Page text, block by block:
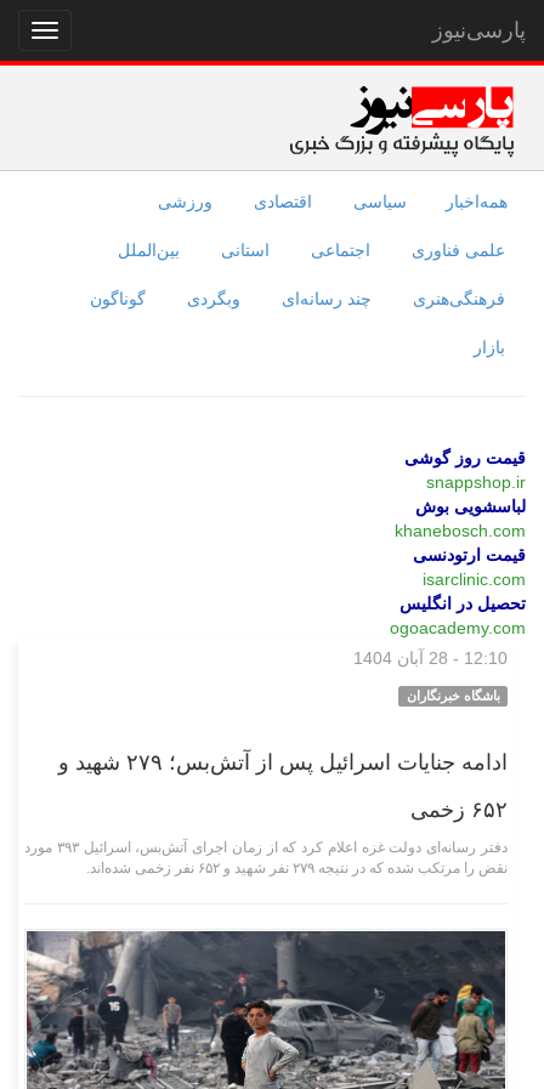
نمایش
منو
پارسی‌نیوز
همه‌اخبار سیاسی اقتصادی ورزشی
علمی فناوری اجتماعی استانی بین‌الملل
فرهنگی‌هنری چند رسانه‌ای وبگردی گوناگون
بازار
قیمت روز گوشی
snappshop.ir
لباسشویی بوش
khanebosch.com
قیمت ارتودنسی
isarclinic.com
تحصیل در انگلیس
ogoacademy.com
12:10 - 28 آبان 1404
باشگاه خبرنگاران
ادامه جنایات اسرائیل پس از آتش‌بس؛ ۲۷۹ شهید و
۶۵۲ زخمی
دفتر رسانه‌ای دولت غزه اعلام کرد که از زمان اجرای آتش‌بس، اسرائیل ۳۹۳ مورد
نقض را مرتکب شده که در نتیجه ۲۷۹ نفر شهید و ۶۵۲ نفر زخمی شده‌اند.